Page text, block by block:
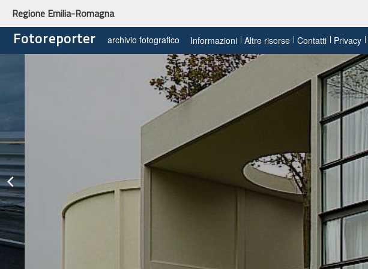
Regione Emilia-Romagna
Fotoreporter archivio fotografico Informazioni Altre risorse Contatti Privacy